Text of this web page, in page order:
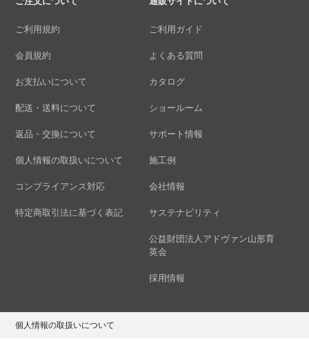
ご利用規約
会員規約
お支払いについて
配送・送料について
返品・交換について
個人情報の取扱いについて
コンプライアンス対応
特定商取引法に基づく表記
ご利用ガイド
よくある質問
カタログ
ショールーム
サポート情報
施工例
会社情報
サステナビリティ
公益財団法人アドヴァン山形育
英会
採用情報
個人情報の取扱いについて